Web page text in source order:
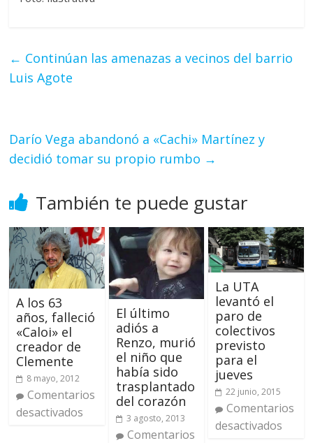
← Continúan las amenazas a vecinos del barrio
Luis Agote
Darío Vega abandonó a «Cachi» Martínez y
decidió tomar su propio rumbo →
También te puede gustar
A los 63
años, falleció
«Caloi» el
creador de
Clemente
8 mayo, 2012
Comentarios
desactivados
El último
adiós a
Renzo, murió
el niño que
había sido
trasplantado
del corazón
3 agosto, 2013
Comentarios
La UTA
levantó el
paro de
colectivos
previsto
para el
jueves
22 junio, 2015
Comentarios
desactivados